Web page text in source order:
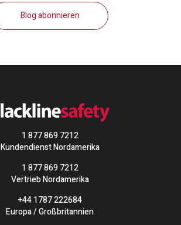
Blog abonnieren
1 877 869 7212
Kundendienst Nordamerika
1 877 869 7212
Vertrieb Nordamerika
+44 1787 222684
Europa / Großbritannien